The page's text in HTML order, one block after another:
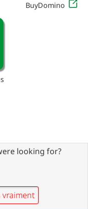
BuyDomino
looking for?
vraiment